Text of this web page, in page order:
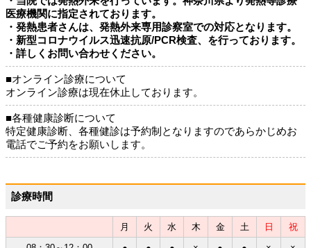
医療機関に指定されております。
・発熱患者さんは、発熱外来専用診察室での対応となります。
・新型コロナウイルス迅速抗原/PCR検査、を行っております。
・詳しくお問い合わせください。
■オンライン診療について
オンライン診療は現在休止しております。
■各種健康診断について
特定健康診断、各種健診は予約制となりますのであらかじめお
電話でご予約をお願いします。
診療時間
月 火 水 木 金 土 日
祝